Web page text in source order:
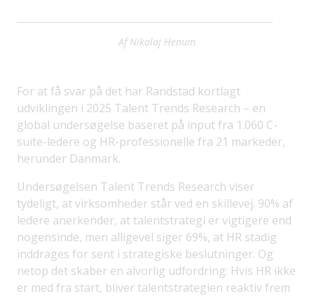
Af Nikolaj Henum
For at få svar på det har Randstad kortlagt
udviklingen i 2025 Talent Trends Research – en
global undersøgelse baseret på input fra 1.060 C-
suite-ledere og HR-professionelle fra 21 markeder,
herunder Danmark.
Undersøgelsen Talent Trends Research viser
tydeligt, at virksomheder står ved en skillevej. 90% af
ledere anerkender, at talentstrategi er vigtigere end
nogensinde, men alligevel siger 69%, at HR stadig
inddrages for sent i strategiske beslutninger. Og
netop det skaber en alvorlig udfordring: Hvis HR ikke
er med fra start, bliver talentstrategien reaktiv frem